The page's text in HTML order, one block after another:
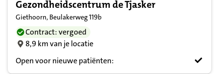
Gezondheidscentrum de Tjasker
Giethoorn, Beulakerweg 119b
Contract: vergoed
8,9 km van je locatie
Open voor nieuwe patiënten: